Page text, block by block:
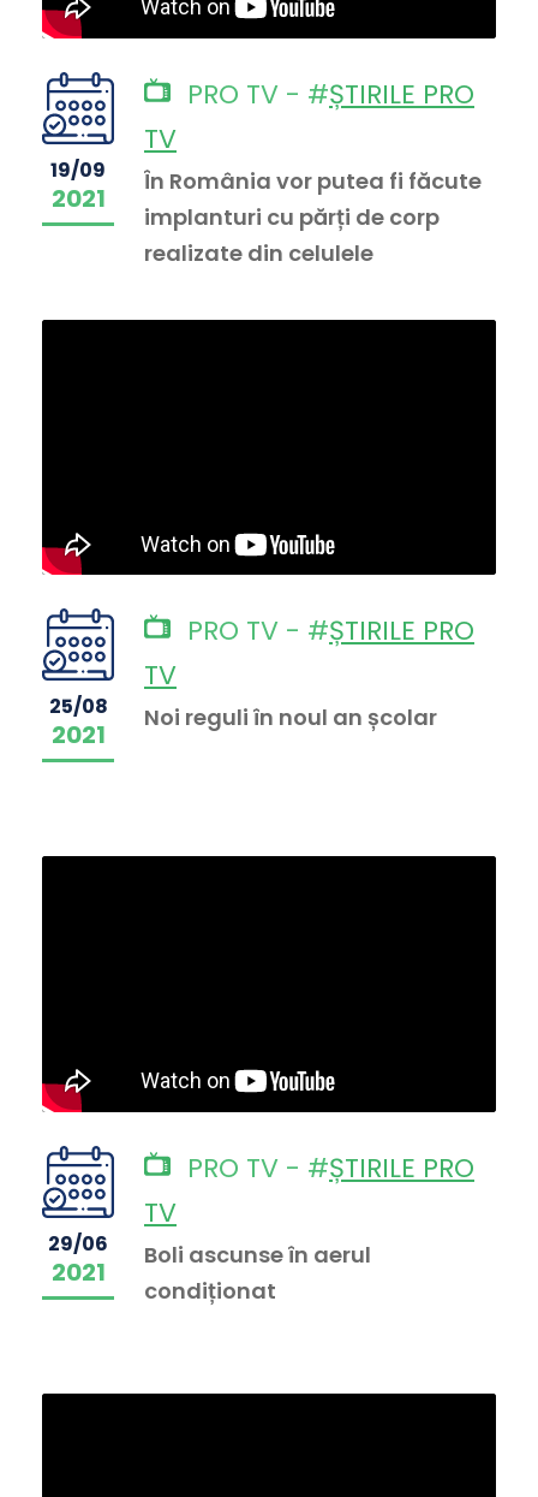
19/09
2021
PRO TV - #ȘTIRILE PRO
TV
În România vor putea fi făcute
implanturi cu părți de corp
realizate din celulele
25/08
2021
PRO TV - #ȘTIRILE PRO
TV
Noi reguli în noul an școlar
29/06
2021
PRO TV - #ȘTIRILE PRO
TV
Boli ascunse în aerul
condiționat